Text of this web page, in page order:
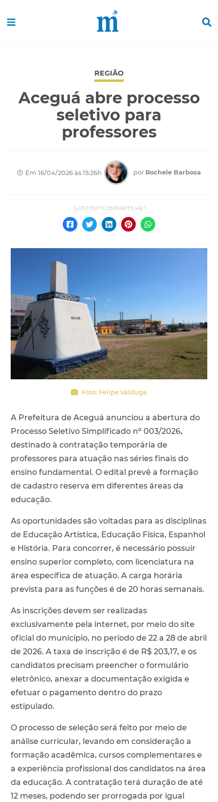
REGIÃO
Aceguá abre processo
seletivo para
professores
Em 16/04/2026 às 15:26h por Rochele Barbosa
Foto: Felipe Valduga
A Prefeitura de Aceguá anunciou a abertura do
Processo Seletivo Simplificado nº 003/2026,
destinado à contratação temporária de
professores para atuação nas séries finais do
ensino fundamental. O edital prevê a formação
de cadastro reserva em diferentes áreas da
educação.
As oportunidades são voltadas para as disciplinas
de Educação Artística, Educação Física, Espanhol
e História. Para concorrer, é necessário possuir
ensino superior completo, com licenciatura na
área específica de atuação. A carga horária
prevista para as funções é de 20 horas semanais.
As inscrições devem ser realizadas
exclusivamente pela internet, por meio do site
oficial do município, no período de 22 a 28 de abril
de 2026. A taxa de inscrição é de R$ 203,17, e os
candidatos precisam preencher o formulário
eletrônico, anexar a documentação exigida e
efetuar o pagamento dentro do prazo
estipulado.
O processo de seleção será feito por meio de
análise curricular, levando em consideração a
formação acadêmica, cursos complementares e
a experiência profissional dos candidatos na área
da educação. A contratação terá duração de até
12 meses, podendo ser prorrogada por igual